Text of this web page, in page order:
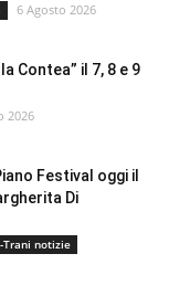
6 Agosto 2026
Contea” il 7, 8 e 9
2026
Festival oggi il
Di
Trani notizie